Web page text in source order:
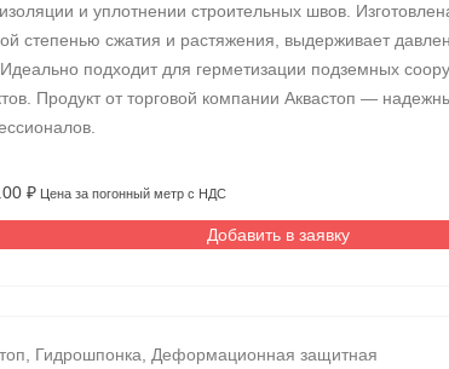
и уплотнении строительных швов.
степенью сжатия и растяжения, выдерживает
подходит для герметизации подземных
Продукт от торговой компании Аквастоп —
₽ Цена за погонный метр с НДС
Добавить в заявку
, Гидрошпонка, Деформационная защитная